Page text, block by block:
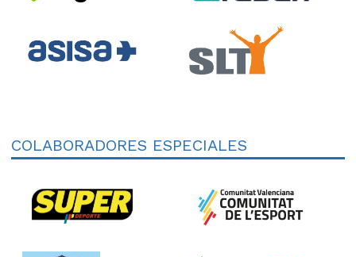
COLABORADORES ESPECIALES